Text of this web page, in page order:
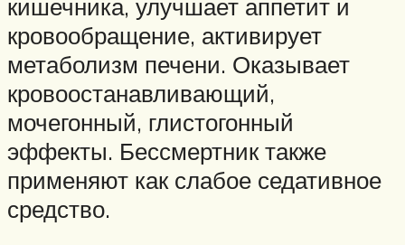
кишечника, улучшает аппетит и
кровообращение, активирует
метаболизм печени. Оказывает
кровоостанавливающий,
мочегонный, глистогонный
эффекты. Бессмертник также
применяют как слабое седативное
средство.